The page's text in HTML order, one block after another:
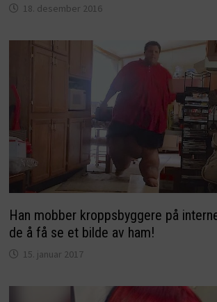
18. desember 2016
Han mobber kroppsbyggere på
de å få se et bilde av ham!
15. januar 2017